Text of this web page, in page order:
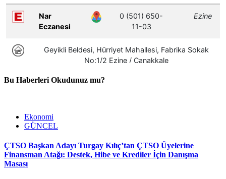
Bu Haberleri Okudunuz mu?
Ekonomi
GÜNCEL
ÇTSO Başkan Adayı Turgay Kılıç’tan ÇTSO Üyelerine
Finansman Atağı: Destek, Hibe ve Krediler İçin Danışma
Masası